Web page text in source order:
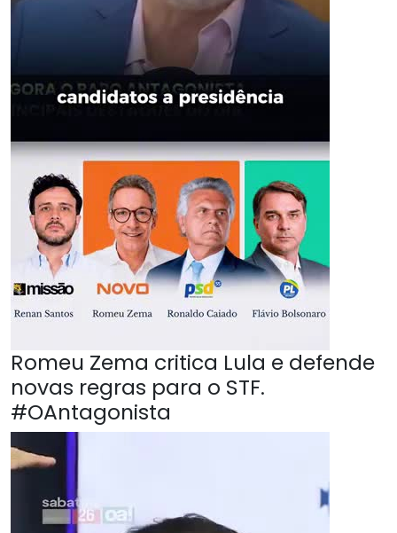
Romeu Zema critica Lula e defende
novas regras para o STF.
#OAntagonista